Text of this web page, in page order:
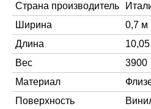
Страна производитель
Ширина
0,7 м
Длина
Вес
3900
Материал
Поверхность